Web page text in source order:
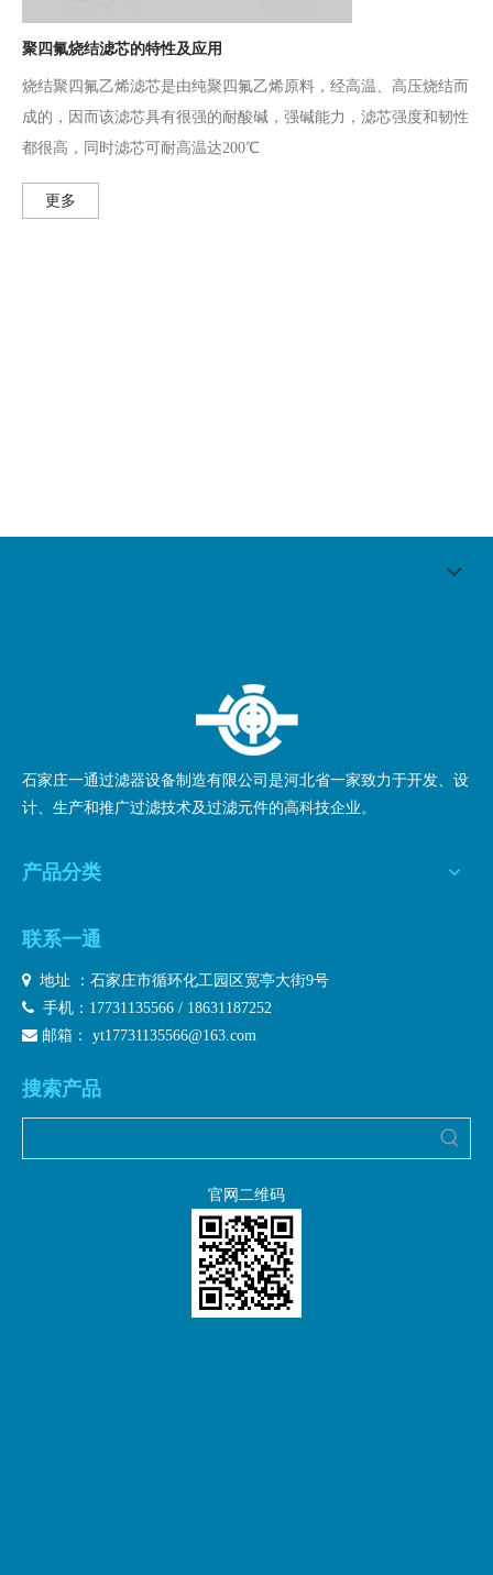
聚四氟烧结滤芯的特性及应用
烧结聚四氟乙烯滤芯是由纯聚四氟乙烯原料，经高温、高压烧结而
成的，因而该滤芯具有很强的耐酸碱，强碱能力，滤芯强度和韧性
都很高，同时滤芯可耐高温达200℃
更多
石家庄一通过滤器设备制造有限公司是河北省一家致力于开发、设
计、生产和推广过滤技术及过滤元件的高科技企业。
产品分类
联系一通
 地址 ：石家庄市循环化工园区宽亭大街9号
 手机：17731135566 / 18631187252
 邮箱： yt17731135566@163.com
搜索产品
官网二维码